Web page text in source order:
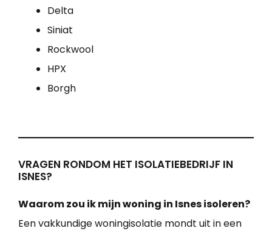
Delta
Siniat
Rockwool
HPX
Borgh
VRAGEN RONDOM HET ISOLATIEBEDRIJF IN
ISNES?
Waarom zou ik mijn woning in Isnes isoleren?
Een vakkundige woningisolatie mondt uit in een